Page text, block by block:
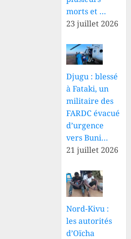
morts et …
23 juillet 2026
Djugu : blessé
à Fataki, un
militaire des
FARDC évacué
d’urgence
vers Buni…
21 juillet 2026
Nord-Kivu :
les autorités
d’Oïcha